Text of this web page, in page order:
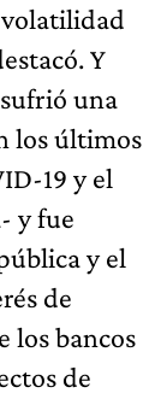
Y
una
los últimos
19 y el
y fue
y el
de
los bancos
de